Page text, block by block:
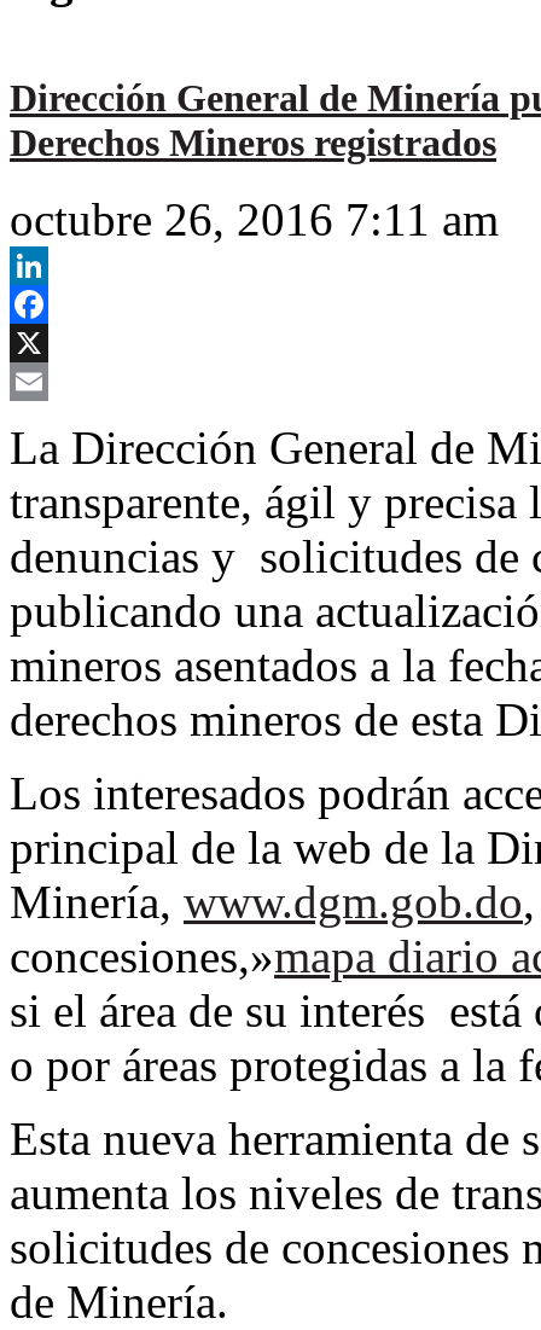
Dirección General de Minería
Derechos Mineros registrados
octubre 26, 2016 7:11 am
LinkedIn
Facebook
X
La Dirección General de
transparente, ágil y precisa
denuncias y solicitudes de
publicando una
mineros asentados a la
derechos mineros de esta
Los interesados podrán
principal de la web de la
Minería, www.dgm.gob.do
concesiones,»mapa diario
si el área de su interés
o por áreas protegidas a la
Esta nueva herramienta de
aumenta los niveles de
solicitudes de concesiones
de Minería.